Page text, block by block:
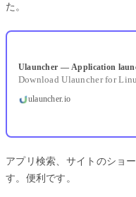
た。
Ulauncher — Application
ulauncher.io
アプリ検索、サイトのショ
す。便利です。